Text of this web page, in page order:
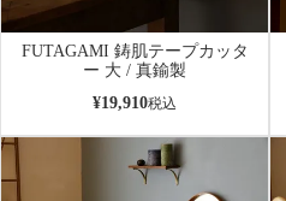
FUTAGAMI 鋳肌テープカッタ
ー 大 / 真鍮製
¥19,910税込